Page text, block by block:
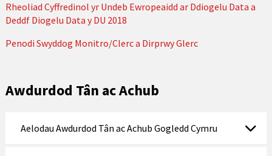
Rheoliad Cyffredinol yr Undeb Ewropeaidd ar Ddiogelu Data a
Deddf Diogelu Data y DU 2018
Penodi Swyddog Monitro/Clerc a Dirprwy Glerc
Awdurdod Tân ac Achub
Aelodau Awdurdod Tân ac Achub Gogledd Cymru